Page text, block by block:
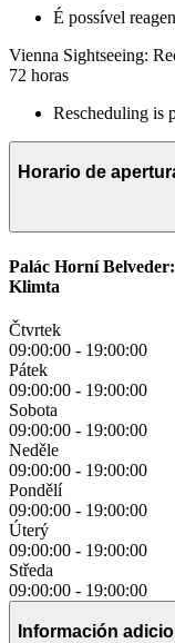
É possível
Vienna Sightseeing:
72 horas
Rescheduling is
Horario de
Palác Horní
Klimta
Čtvrtek
09:00:00 - 19:00:00
Pátek
09:00:00 - 19:00:00
Sobota
09:00:00 - 19:00:00
Neděle
09:00:00 - 19:00:00
Pondělí
09:00:00 - 19:00:00
Úterý
09:00:00 - 19:00:00
Středa
09:00:00 - 19:00:00
Información